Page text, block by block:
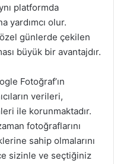
platformda
yardımcı olur.
günlerde çekilen
büyük bir avantajdır.
Fotoğraf’ın
verileri,
ile korunmaktadır.
fotoğraflarını
sahip olmalarını
sizinle ve seçtiğiniz